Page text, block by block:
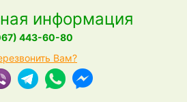
информация
443-60-80
Вам?